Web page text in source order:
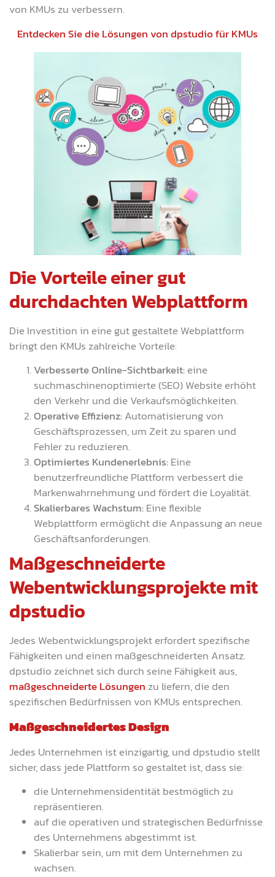
von KMUs zu verbessern.
Entdecken Sie die Lösungen von dpstudio für KMUs
Die Vorteile einer gut
durchdachten Webplattform
Die Investition in eine gut gestaltete Webplattform
bringt den KMUs zahlreiche Vorteile:
Verbesserte Online-Sichtbarkeit:eine
suchmaschinenoptimierte (SEO) Website erhöht
den Verkehr und die Verkaufsmöglichkeiten.
Operative Effizienz:Automatisierung von
Geschäftsprozessen, um Zeit zu sparen und
Fehler zu reduzieren.
Optimiertes Kundenerlebnis:Eine
benutzerfreundliche Plattform verbessert die
Markenwahrnehmung und fördert die Loyalität.
Skalierbares Wachstum:Eine flexible
Webplattform ermöglicht die Anpassung an neue
Geschäftsanforderungen.
Maßgeschneiderte
Webentwicklungsprojekte mit
dpstudio
Jedes Webentwicklungsprojekt erfordert spezifische
Fähigkeiten und einen maßgeschneiderten Ansatz.
dpstudio zeichnet sich durch seine Fähigkeit aus,
maßgeschneiderte Lösungen zu liefern, die den
spezifischen Bedürfnissen von KMUs entsprechen.
Maßgeschneidertes Design
Jedes Unternehmen ist einzigartig, und dpstudio stellt
sicher, dass jede Plattform so gestaltet ist, dass sie:
die Unternehmensidentität bestmöglich zu
repräsentieren.
auf die operativen und strategischen Bedürfnisse
des Unternehmens abgestimmt ist.
Skalierbar sein, um mit dem Unternehmen zu
wachsen.